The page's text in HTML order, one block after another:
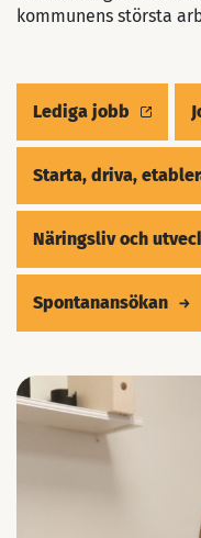
kommunens största
Lediga jobb
Starta, driva,
Näringsliv och
Spontanansökan